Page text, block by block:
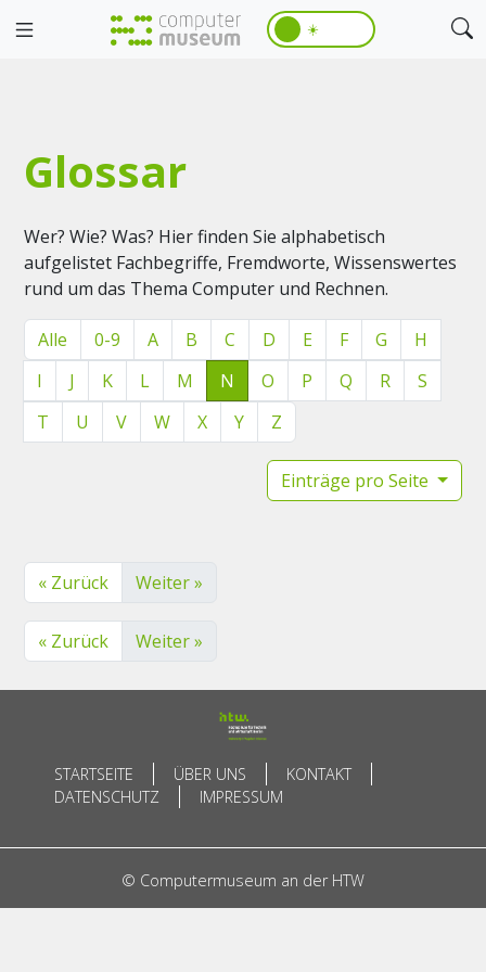
☀️
Glossar
Wer? Wie? Was? Hier finden Sie alphabetisch
aufgelistet Fachbegriffe, Fremdworte, Wissenswertes
rund um das Thema Computer und Rechnen.
Alle 0-9 A B C D E F G
H
I
J K L M N O P Q R
S
T
U V W X Y Z
Einträge pro Seite
« Zurück Weiter »
« Zurück Weiter »
STARTSEITE ÜBER UNS
KONTAKT
DATENSCHUTZ
IMPRESSUM
© Computermuseum an der HTW